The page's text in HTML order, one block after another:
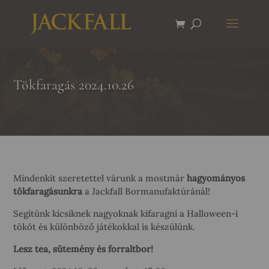
Tökfaragás 2024.10.26
Mindenkit szeretettel várunk a mostmárhagyományos
tökfaragásunkra a Jackfall Bormanufaktúránál!
Segítünk kicsiknek nagyoknak kifaragni a Halloween-i
tököt és különböző játékokkal is készülünk.
Lesz tea, sütemény és forraltbor!